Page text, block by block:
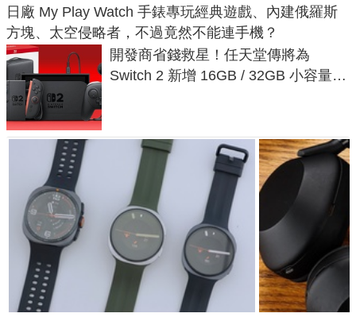
日廠 My Play Watch 手錶專玩經典遊戲、內建俄羅斯
方塊、太空侵略者，不過竟然不能連手機？
開發商省錢救星！任天堂傳將為
Switch 2 新增 16GB / 32GB 小容量遊